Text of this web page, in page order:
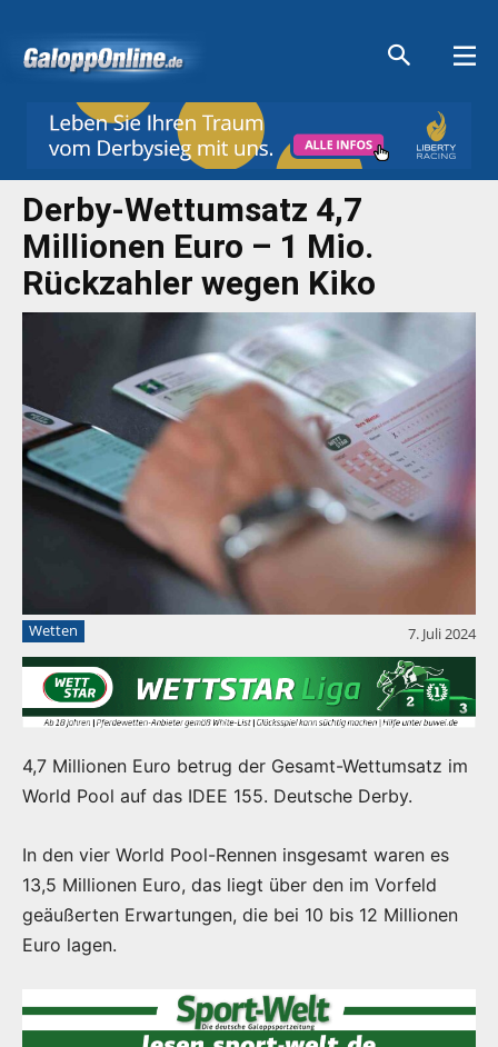
Derby-Wettumsatz 4,7
Millionen Euro – 1 Mio.
Rückzahler wegen Kiko
Wetten 7. Juli 2024
4,7 Millionen Euro betrug der Gesamt-Wettumsatz im
World Pool auf das IDEE 155. Deutsche Derby.
In den vier World Pool-Rennen insgesamt waren es
13,5 Millionen Euro, das liegt über den im Vorfeld
geäußerten Erwartungen, die bei 10 bis 12 Millionen
Euro lagen.